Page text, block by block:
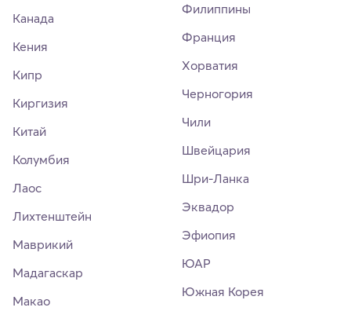
Канада
Кения
Кипр
Киргизия
Китай
Колумбия
Лаос
Лихтенштейн
Маврикий
Мадагаскар
Макао
Филиппины
Франция
Хорватия
Черногория
Чили
Швейцария
Шри-Ланка
Эквадор
Эфиопия
ЮАР
Южная Корея